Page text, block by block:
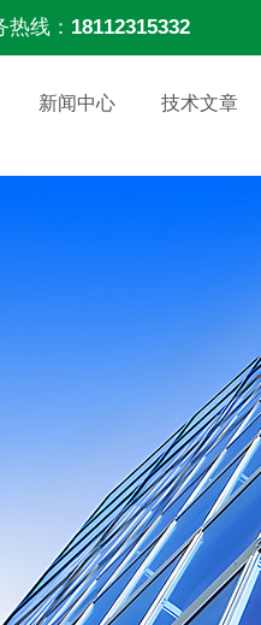
热线： 18112315332
新闻中心 技术文章